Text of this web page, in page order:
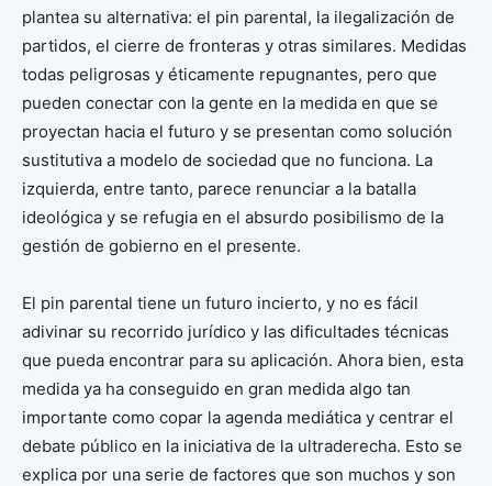
plantea su alternativa: el pin parental, la ilegalización de
partidos, el cierre de fronteras y otras similares. Medidas
todas peligrosas y éticamente repugnantes, pero que
pueden conectar con la gente en la medida en que se
proyectan hacia el futuro y se presentan como solución
sustitutiva a modelo de sociedad que no funciona. La
izquierda, entre tanto, parece renunciar a la batalla
ideológica y se refugia en el absurdo posibilismo de la
gestión de gobierno en el presente.
El pin parental tiene un futuro incierto, y no es fácil
adivinar su recorrido jurídico y las dificultades técnicas
que pueda encontrar para su aplicación. Ahora bien, esta
medida ya ha conseguido en gran medida algo tan
importante como copar la agenda mediática y centrar el
debate público en la iniciativa de la ultraderecha. Esto se
explica por una serie de factores que son muchos y son